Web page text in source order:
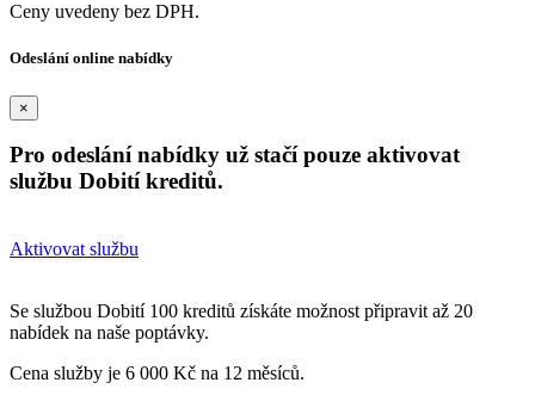
Ceny uvedeny bez DPH.
Odeslání online nabídky
×
Pro odeslání nabídky už stačí pouze aktivovat
službu Dobití kreditů.
Aktivovat službu
Se službou Dobití 100 kreditů získáte možnost připravit až 20
nabídek na naše poptávky.
Cena služby je 6 000 Kč na 12 měsíců.